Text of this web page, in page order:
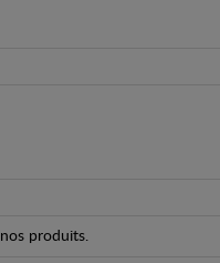
produits.